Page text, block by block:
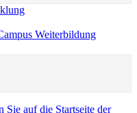
Weiterbildung